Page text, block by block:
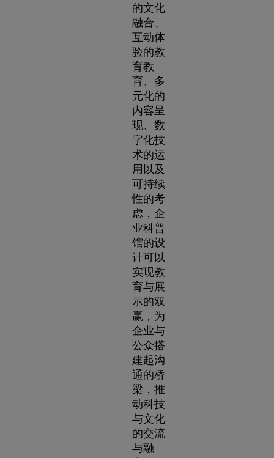
的文化
融合、
互动体
验的教
育教
育、多
元化的
内容呈
现、数
字化技
术的运
用以及
可持续
性的考
虑，企
业科普
馆的设
计可以
实现教
育与展
示的双
赢，为
企业与
公众搭
建起沟
通的桥
梁，推
动科技
与文化
的交流
与融